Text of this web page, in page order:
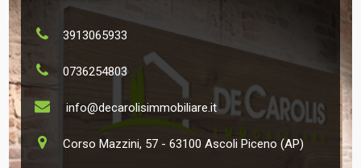
3913065933
0736254803
info@decarolisimmobiliare.it
Corso Mazzini, 57 - 63100 Ascoli Piceno (AP)